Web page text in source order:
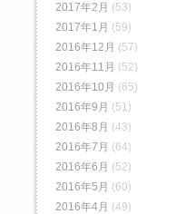
2017年2月 (53)
2017年1月 (59)
2016年12月 (57)
2016年11月 (52)
2016年10月 (65)
2016年9月 (51)
2016年8月 (43)
2016年7月 (64)
2016年6月 (52)
2016年5月 (60)
2016年4月 (49)